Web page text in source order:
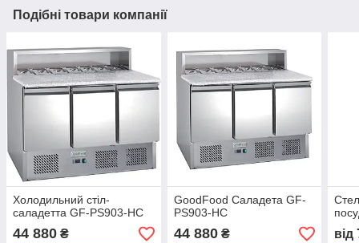
Подібні товари компанії
Холодильний стіл-
саладетта GF-PS903-HC
44 880 ₴
GoodFood Саладета GF-
PS903-HC
44 880₴ від